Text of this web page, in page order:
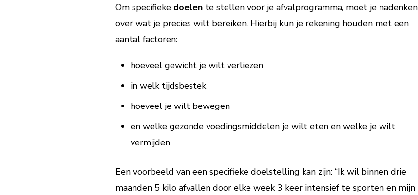
Om specifieke doelen te stellen voor je afvalprogramma, moet je nadenken
over wat je precies wilt bereiken. Hierbij kun je rekening houden met een
aantal factoren:
hoeveel gewicht je wilt verliezen
in welk tijdsbestek
hoeveel je wilt bewegen
en welke gezonde voedingsmiddelen je wilt eten en welke je wilt
vermijden
Een voorbeeld van een specifieke doelstelling kan zijn: “Ik wil binnen drie
maanden 5 kilo afvallen door elke week 3 keer intensief te sporten en mijn